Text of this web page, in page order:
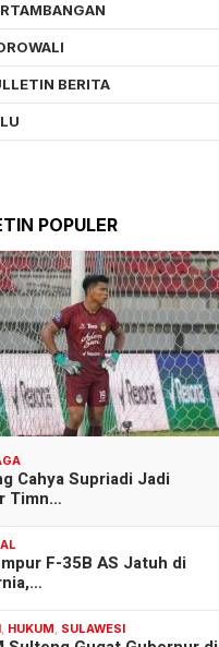
BERITA
POPULER
Cahya Supriadi Jadi
Timn…
F-35B AS Jatuh di
HUKUM SULAWESI